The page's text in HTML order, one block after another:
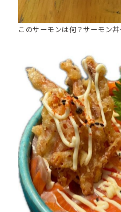
このサーモンは何？サーモン